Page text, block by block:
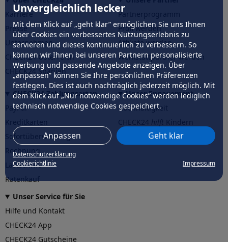
Unvergleichlich lecker
Mit dem Klick auf „geht klar” ermöglichen Sie uns Ihnen
über Cookies ein verbessertes Nutzungserlebnis zu
servieren und dieses kontinuierlich zu verbessern. So
können wir Ihnen bei unseren Partnern personalisierte
Werbung und passende Angebote anzeigen. Über
„anpassen” können Sie Ihre persönlichen Präferenzen
festlegen. Dies ist auch nachträglich jederzeit möglich. Mit
dem Klick auf „Nur notwendige Cookies” werden lediglich
technisch notwendige Cookies gespeichert.
Anpassen Geht klar
Datenschutzerklärung
Cookierichtlinie
Impressum
Karriere
Presse
Unternehmen
CHECK24 Österreich
CHECK24 Spanien
Partnerprogramm
Profi werden
Affiliate werden
Werkstattpartner werden
CHECK24 Zahlungsarten
PayPal
Sofortüberweisung
Rechnung
Lastschrift
Ratenkauf
Unser Engagement
Nachhaltigkeit
CHECK24hilftder Natur
Unser Service für Sie
Hilfe und Kontakt
CHECK24 App
CHECK24 Gutscheine